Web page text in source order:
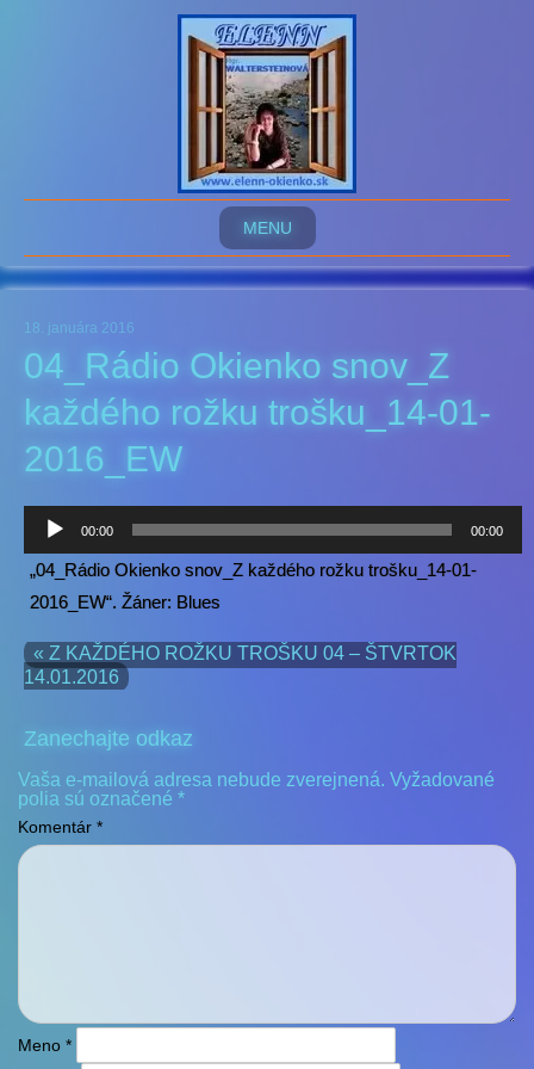
MENU
18. januára 2016
04_Rádio Okienko snov_Z
každého rožku trošku_14-01-
2016_EW
Audio
prehrávač
00:00 00:00
„04_Rádio Okienko snov_Z každého rožku trošku_14-01-
2016_EW“. Žáner: Blues
« Z KAŽDÉHO ROŽKU TROŠKU 04 – ŠTVRTOK
14.01.2016
Zanechajte odkaz
Vaša e-mailová adresa nebude zverejnená. Vyžadované
polia sú označené *
Komentár *
Meno *